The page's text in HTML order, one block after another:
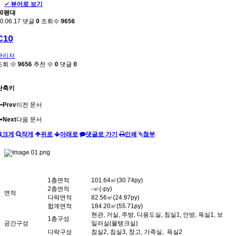
✔ 뷰어로 보기
평대
댓글 0 조회수 9656
리자
회 수 9656 추천 수 0 댓글 0
축키
Prev이전 문서
Next다음 문서
크게 작게 위로 아래로 댓글로 가기 인쇄 첨부
면적
1층면적
101.64㎡(30.74py)
2층면적
-㎡(-py)
다락면적
82.56㎡(24.97py)
합계면적
184.20㎡(55.71py)
공간구성
1층구성
현관, 거실, 주방, 다용도실, 침실1, 안방, 욕실1, 보
일러실(물탱크실)
다락구성
침실2, 침실3, 창고, 가족실, 욕실2